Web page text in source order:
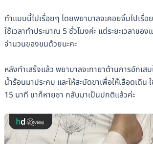
ทำแบบนี้ไปเรื่อยๆ โดยพยาบาลจะคอยจิ้มไปเรื่อ
ใช้เวลาทำประมาณ 5 ชั่วโมงค่ะ แต่ระยะเวลาข
จำนวนของขนด้วยนะคะ
หลังทำเสร็จแล้ว พยาบาลจะทายาต้านการอักเส
น้ำร้อนมาประคบ และให้สะบัดขาเพื่อให้เลือดเดิน
15 นาที ขาก็หายชา กลับมาเป็นปกติแล้วค่ะ